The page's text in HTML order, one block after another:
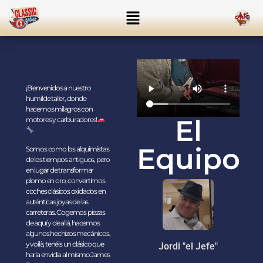
¡Bienvenidos a nuestro
humilde taller, donde
hacemos milagros con
motores y carburadores!
Somos como los alquimistas
de los tiempos antiguos, pero
en lugar de transformar
plomo en oro, convertimos
coches clásicos oxidados en
auténticas joyas de las
carreteras. Cogemos piezas
de aquí y de allá, hacemos
algunos hechizos mecánicos,
y voilà, tenéis un clásico que
haría envidia al mismo James
El
Equipo
Jordi "el Jefe"